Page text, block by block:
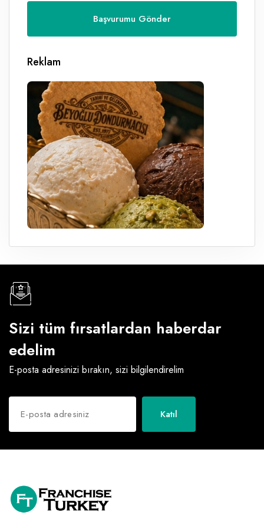
Reklam
Sizi tüm fırsatlardan haberdar
edelim
E-posta adresinizi bırakın, sizi bilgilendirelim
Katıl